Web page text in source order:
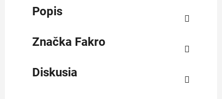
Popis
Značka Fakro
Diskusia